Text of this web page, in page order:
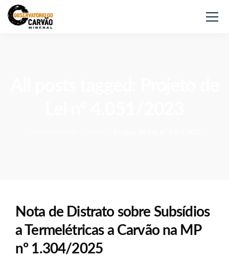
Nota de Distrato sobre Subsídios
a Termelétricas a Carvão na MP
nº 1.304/2025